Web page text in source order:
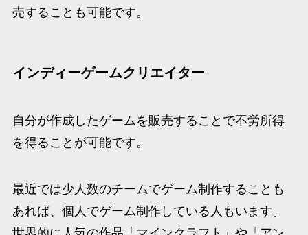
売することも可能です。
インディーゲームクリエイター
自分が作成したゲームを販売することで不労所得
を得ることが可能です。
最近では少人数のチームでゲーム制作することも
あれば、個人でゲーム制作している人もいます。